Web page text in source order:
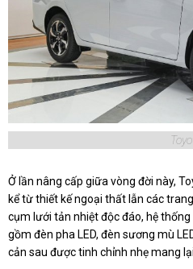
Ở lần nâng cấp giữa vòng đời này,
kể từ thiết kế ngoại thất lẫn các
cụm lưới tản nhiệt độc đáo, hệ
gồm đèn pha LED, đèn sương mù
cản sau được tinh chỉnh nhẹ mang